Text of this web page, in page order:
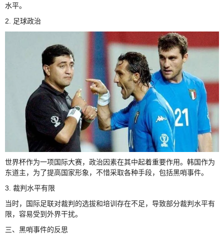
水平。
2. 足球政治
世界杯作为一项国际大赛，政治因素在其中起着重要作用。韩国作为
东道主，为了提高国家形象，不惜采取各种手段，包括黑哨事件。
3. 裁判水平有限
当时，国际足联对裁判的选拔和培训存在不足，导致部分裁判水平有
限，容易受到外界干扰。
三、黑哨事件的反思